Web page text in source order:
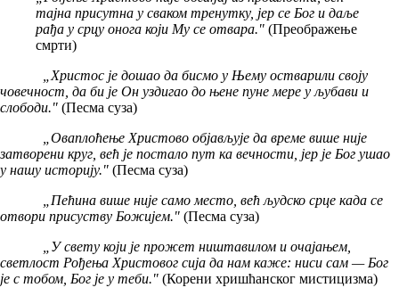
тајна присутна у сваком тренутку, јер се Бог и даље
рађа у срцу онога који Му се отвара." (Преображење
смрти)
„Христос је дошао да бисмо у Њему остварили своју
човечност, да би је Он уздигао до њене пуне мере у љубави и
слободи." (Песма суза)
„Оваплоћење Христово објављује да време више није
затворени круг, већ је постало пут ка вечности, јер је Бог ушао
у нашу историју." (Песма суза)
„Пећина више није само место, већ људско срце када се
отвори присуству Божијем." (Песма суза)
„У свету који је прожет ништавилом и очајањем,
светлост Рођења Христовог сија да нам каже: ниси сам — Бог
је с тобом, Бог је у теби." (Корени хришћанског мистицизма)